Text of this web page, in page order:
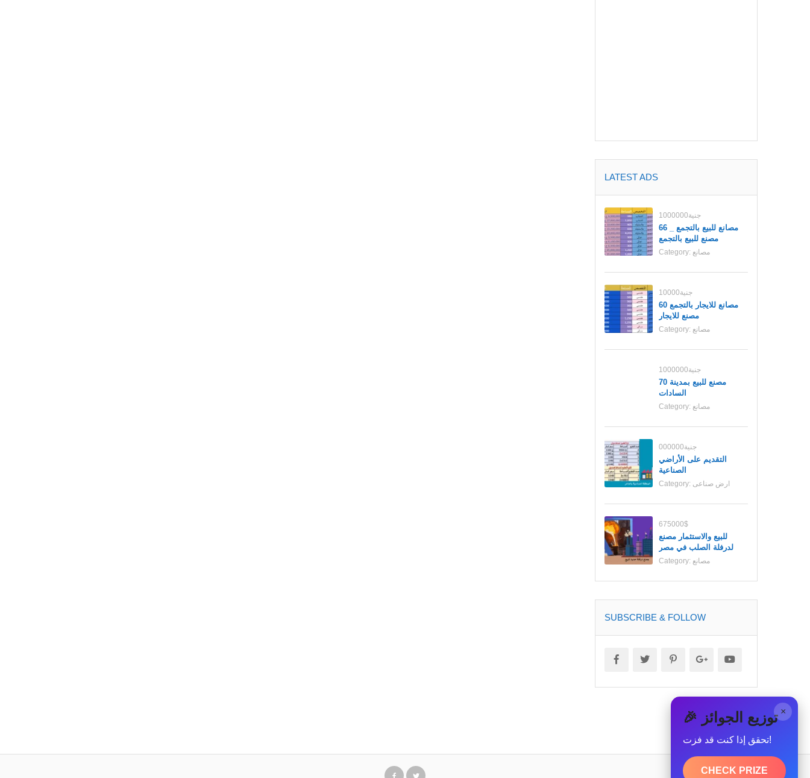
LATEST ADS
1000000جنية
مصانع للبيع بالتجمع _ 66
مصنع للبيع بالتجمع
Category: مصانع
10000جنية
مصانع للايجار بالتجمع 60
مصنع للايجار
Category: مصانع
1000000جنية
70 مصنع للبيع بمدينة
السادات
Category: مصانع
000000جنية
التقديم على الأراضي
الصناعية
Category: ارض صناعى
675000$
للبيع والاستثمار مصنع
لدرفلة الصلب في مصر
Category: مصانع
SUBSCRIBE & FOLLOW
× 🎉 توزيع الجوائز
تحقق إذا كنت قد فزت!
CHECK PRIZE